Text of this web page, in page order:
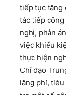
tiếp tục tăng
tác tiếp công
nghị, phản
việc khiếu
thực hiện
Chỉ đạo
lãng phí,